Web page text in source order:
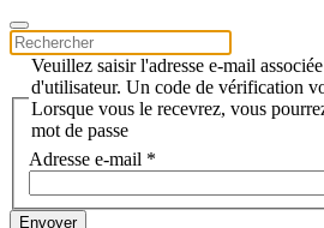
Veuillez saisir l'adresse e-mail
d'utilisateur. Un code de vérification
Lorsque vous le recevrez, vous
mot de passe
Adresse e-mail *
Envoyer